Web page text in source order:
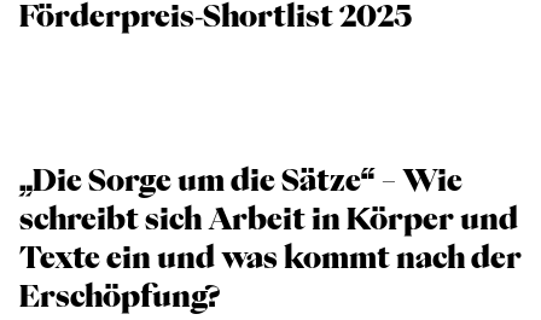
Förderpreis-Shortlist 2025
„Die Sorge um die Sätze“ – Wie
schreibt sich Arbeit in Körper und
Texte ein und was kommt nach der
Erschöpfung?